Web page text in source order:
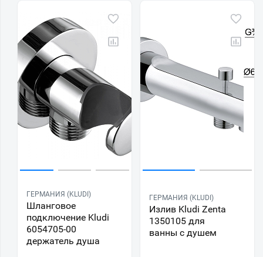
ГЕРМАНИЯ (KLUDI)
Шланговое
подключение Kludi
6054705-00
держатель душа
ГЕРМАНИЯ (KLUDI)
Излив Kludi Zenta
1350105 для
ванны с душем